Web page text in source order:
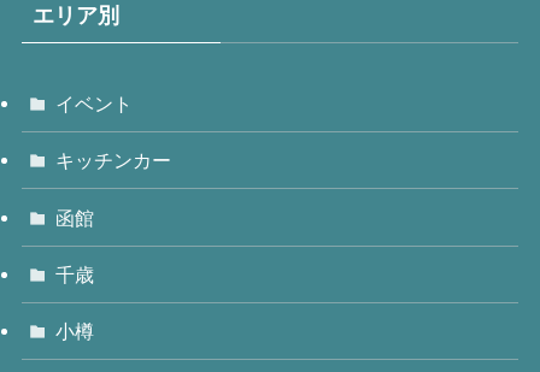
エリア別
イベント
キッチンカー
函館
千歳
小樽